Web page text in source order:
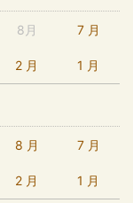
8月 7 月
2 月 1 月
8 月 7 月
2 月 1 月